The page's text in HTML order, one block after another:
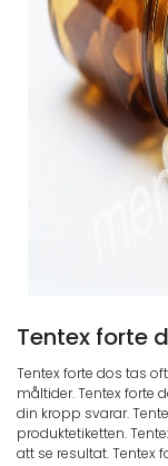
Tentex forte
Tentex forte dos tas
måltider. Tentex forte
din kropp svarar.
produktetiketten.
att se resultat. Tentex